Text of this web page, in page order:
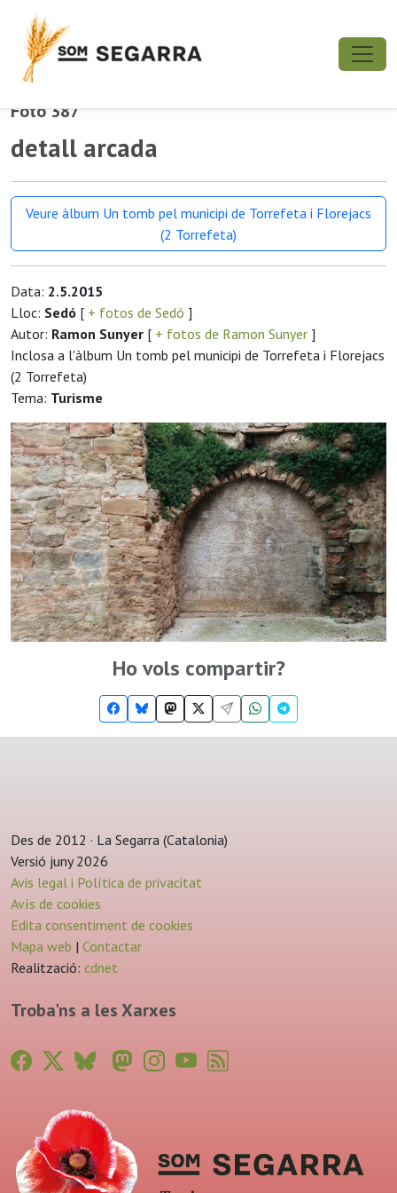
Foto 387
detall arcada
Veure àlbum Un tomb pel municipi de Torrefeta i Florejacs
(2 Torrefeta)
Data: 2.5.2015
Lloc: Sedó [ + fotos de Sedó ]
Autor: Ramon Sunyer [ + fotos de Ramon Sunyer ]
Inclosa a l'àlbum Un tomb pel municipi de Torrefeta i Florejacs
(2 Torrefeta)
Tema: Turisme
Ho vols compartir?
Des de 2012 · La Segarra (Catalonia)
Versió juny 2026
Avis legal i Política de privacitat
Avís de cookies
Edita consentiment de cookies
Mapa web | Contactar
Realització: cdnet
Troba'ns a les Xarxes